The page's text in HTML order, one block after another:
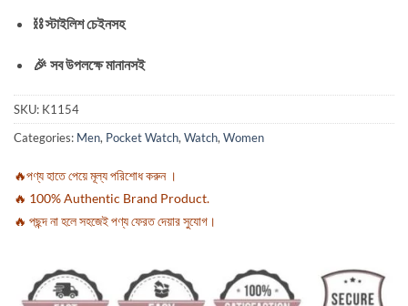
⛓️ স্টাইলিশ চেইনসহ
🎉 সব উপলক্ষে মানানসই
SKU: K1154
Categories: Men, Pocket Watch, Watch, Women
🔥পণ্য হাতে পেয়ে মূল্য পরিশোধ করুন ।
🔥 100% Authentic Brand Product.
🔥 পছন্দ না হলে সহজেই পণ্য ফেরত দেয়ার সুযোগ।